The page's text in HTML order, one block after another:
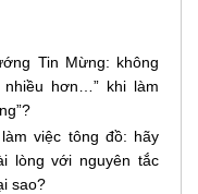
Tin Mừng: không
hơn…” khi làm
việc tông đồ: hãy
lòng với nguyên tắc
sao?